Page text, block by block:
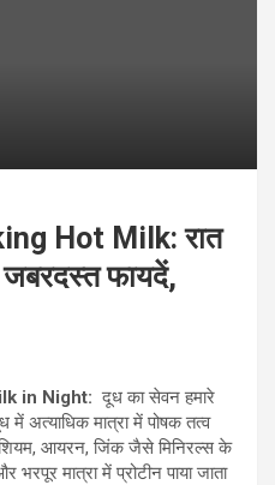
Hot Milk: रात
जबरदस्त फायदें,
in Night: दूध का सेवन हमारे
अत्‍याधिक मात्रा में पोषक तत्‍व
आयरन, जिंक जैसे मिनिरल्स के
भरपूर मात्रा में प्रोटीन पाया जाता